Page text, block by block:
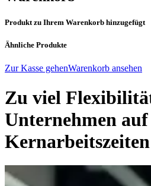
Produkt zu Ihrem Warenkorb hinzugefügt
Ähnliche Produkte
Zur Kasse gehenWarenkorb ansehen
Zu viel
Unternehmen auf
Kernarbeitszeiten